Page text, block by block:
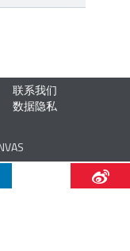
联系我们
数据隐私